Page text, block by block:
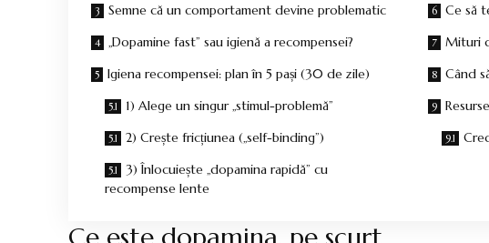
Semne că un comportament devine problematic
„Dopamine fast” sau igienă a recompensei?
Igiena recompensei: plan în 5 pași (30 de zile)
1) Alege un singur „stimul-problemă”
2) Crește fricțiunea („self-binding”)
3) Înlocuiește „dopamina rapidă” cu
recompense lente
Ce să
Mituri
Când